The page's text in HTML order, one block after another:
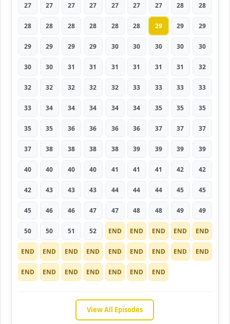
27 27 27 27 27 27 27 28 28
28 28 28 28 28 28 29 29 29
29 29 29 29 30 30 30 30 30
30 30 31 31 31 31 31 31 32
32 32 32 32 32 33 33 33 33
33 34 34 34 34 34 35 35 35
35 35 36 36 36 36 37 37 37
37 38 38 38 38 39 39 39 39
40 40 40 40 41 41 41 42 42
42 43 43 43 44 44 44 45 45
45 46 46 47 47 48 48 49 49
50 50 51 52 END END END END END
END END END END END END END END END
END END END END END END END
View All Episodes